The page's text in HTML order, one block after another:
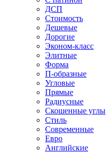
ДСП
Стоимость
Дешевые
Дорогие
Эконом-класс
Элитные
Форма
П-образные
Угловые
Прямые
Радиусные
Скошенные углы
Стиль
Современные
Евро
Английские